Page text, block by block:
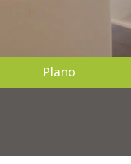
Plano